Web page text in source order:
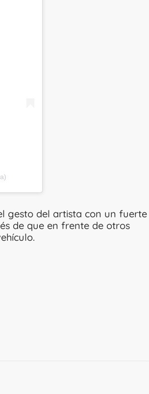
gesto del artista con un fuerte
de que en frente de otros